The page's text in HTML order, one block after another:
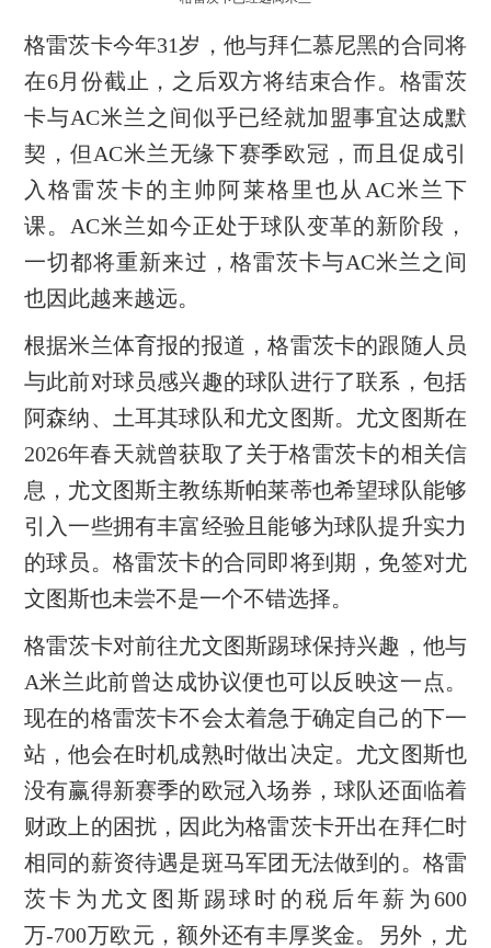
格雷茨卡今年31岁，他与拜仁慕尼黑的合同将
在6月份截止，之后双方将结束合作。格雷茨
卡与AC米兰之间似乎已经就加盟事宜达成默
契，但AC米兰无缘下赛季欧冠，而且促成引
入格雷茨卡的主帅阿莱格里也从AC米兰下
课。AC米兰如今正处于球队变革的新阶段，
一切都将重新来过，格雷茨卡与AC米兰之间
也因此越来越远。
根据米兰体育报的报道，格雷茨卡的跟随人员
与此前对球员感兴趣的球队进行了联系，包括
阿森纳、土耳其球队和尤文图斯。尤文图斯在
2026年春天就曾获取了关于格雷茨卡的相关信
息，尤文图斯主教练斯帕莱蒂也希望球队能够
引入一些拥有丰富经验且能够为球队提升实力
的球员。格雷茨卡的合同即将到期，免签对尤
文图斯也未尝不是一个不错选择。
格雷茨卡对前往尤文图斯踢球保持兴趣，他与
A米兰此前曾达成协议便也可以反映这一点。
现在的格雷茨卡不会太着急于确定自己的下一
站，他会在时机成熟时做出决定。尤文图斯也
没有赢得新赛季的欧冠入场券，球队还面临着
财政上的困扰，因此为格雷茨卡开出在拜仁时
相同的薪资待遇是斑马军团无法做到的。格雷
茨卡为尤文图斯踢球时的税后年薪为600
万-700万欧元，额外还有丰厚奖金。另外，尤